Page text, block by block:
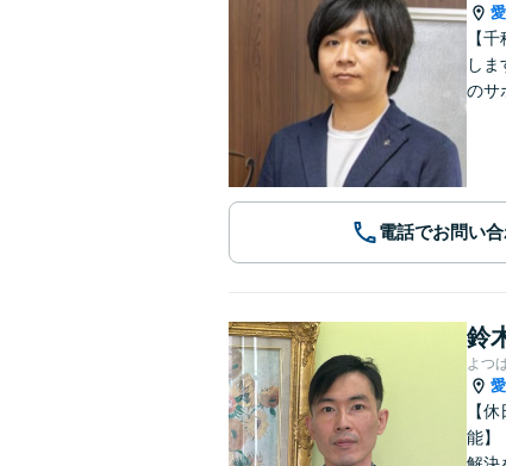
【
し
のサ
電話でお問い
鈴
よつ
【休
能】 【WEB面談可能】 「元官公庁職員／10年間クレームの多い部署に在籍」トラブル等に対し状況に応じて適切に問題